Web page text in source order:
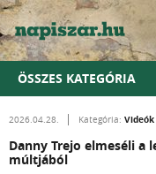
ÖSSZES KATEGÓRIA
2026.04.28. Kategória: Videók
Danny Trejo elmeséli a
múltjából